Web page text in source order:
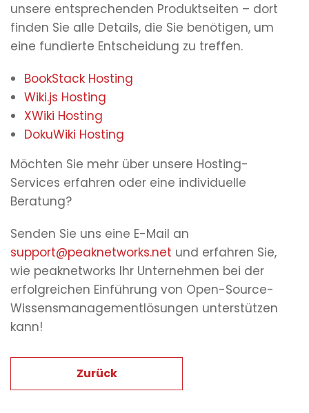
unsere entsprechenden Produktseiten – dort
finden Sie alle Details, die Sie benötigen, um
eine fundierte Entscheidung zu treffen.
BookStack Hosting
Wiki.js Hosting
XWiki Hosting
DokuWiki Hosting
Möchten Sie mehr über unsere Hosting-
Services erfahren oder eine individuelle
Beratung?
Senden Sie uns eine E-Mail an
support@peaknetworks.net und erfahren Sie,
wie peaknetworks Ihr Unternehmen bei der
erfolgreichen Einführung von Open-Source-
Wissensmanagementlösungen unterstützen
kann!
Zurück